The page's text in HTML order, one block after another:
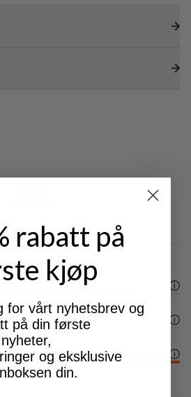
rabatt på
kjøp
for vårt nyhetsbrev og
på din første
og eksklusive
din.